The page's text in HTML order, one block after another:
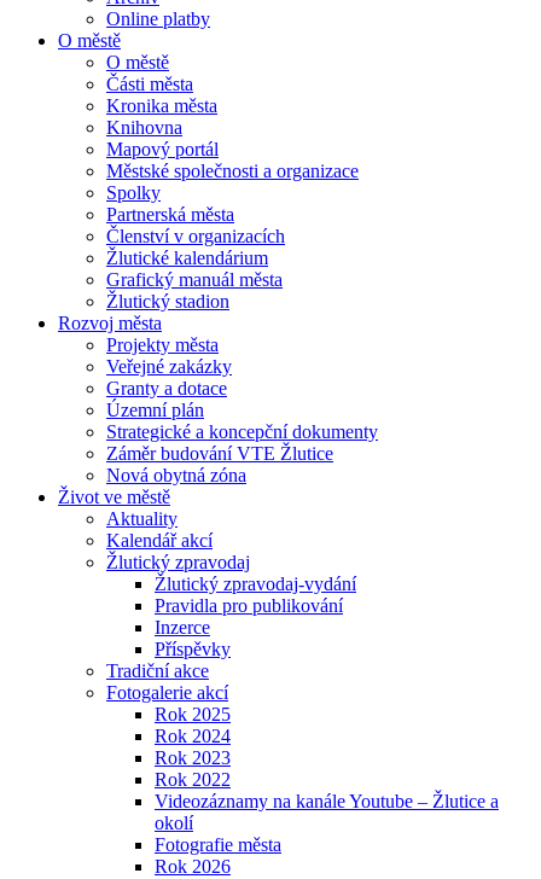
Online platby
O městě
O městě
Části města
Kronika města
Knihovna
Mapový portál
Městské společnosti a organizace
Spolky
Partnerská města
Členství v organizacích
Žlutické kalendárium
Grafický manuál města
Žlutický stadion
Rozvoj města
Projekty města
Veřejné zakázky
Granty a dotace
Územní plán
Strategické a koncepční dokumenty
Záměr budování VTE Žlutice
Nová obytná zóna
Život ve městě
Aktuality
Kalendář akcí
Žlutický zpravodaj
Žlutický zpravodaj-vydání
Pravidla pro publikování
Inzerce
Příspěvky
Tradiční akce
Fotogalerie akcí
Rok 2025
Rok 2024
Rok 2023
Rok 2022
Videozáznamy na kanále Youtube – Žlutice a
okolí
Fotografie města
Rok 2026